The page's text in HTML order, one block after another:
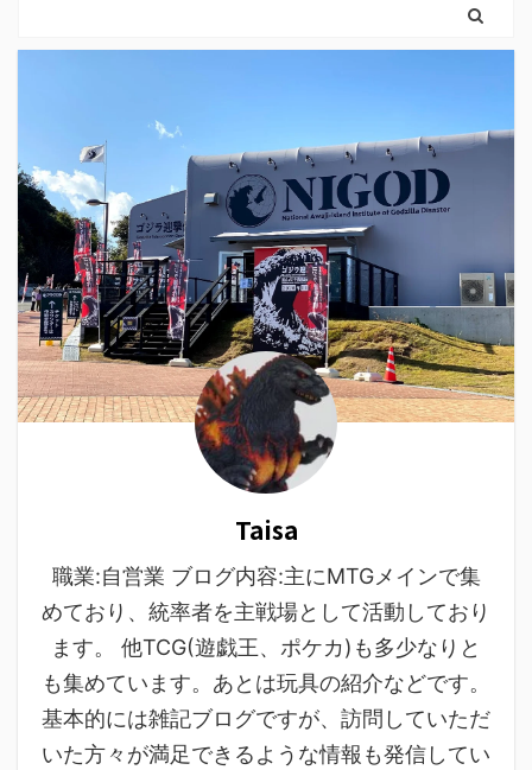
Taisa
職業:自営業 ブログ内容:主にMTGメインで集
めており、統率者を主戦場として活動しており
ます。 他TCG(遊戯王、ポケカ)も多少なりと
も集めています。あとは玩具の紹介などです。
基本的には雑記ブログですが、訪問していただ
いた方々が満足できるような情報も発信してい